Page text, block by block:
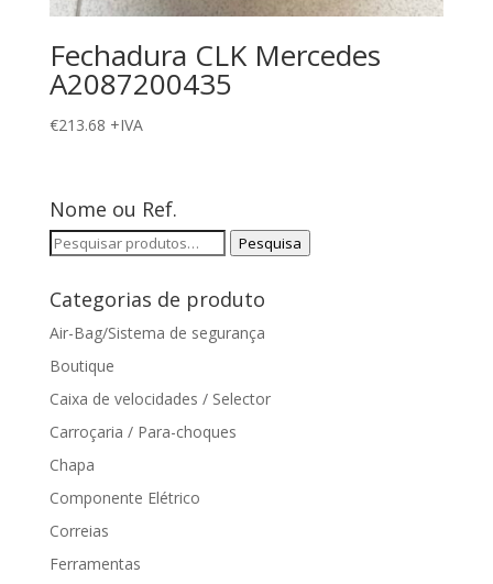
Fechadura CLK Mercedes
A2087200435
€213.68 +IVA
Nome ou Ref.
Pesquisar
Pesquisa
Categorias de produto
Air-Bag/Sistema de segurança
Boutique
Caixa de velocidades / Selector
Carroçaria / Para-choques
Chapa
Componente Elétrico
Correias
Ferramentas